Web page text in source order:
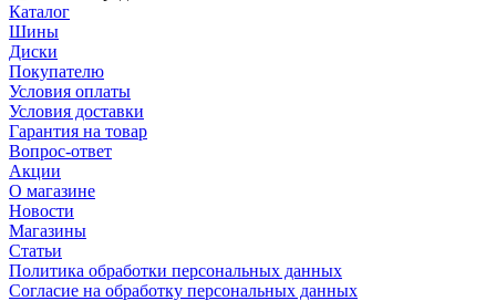
Каталог
Шины
Диски
Покупателю
Условия оплаты
Условия доставки
Гарантия на товар
Вопрос-ответ
Акции
О магазине
Новости
Магазины
Статьи
Политика обработки персональных данных
Согласие на обработку персональных данных